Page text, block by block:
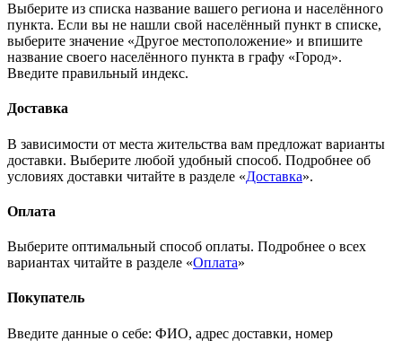
Выберите из списка название вашего региона и населённого
пункта. Если вы не нашли свой населённый пункт в списке,
выберите значение «Другое местоположение» и впишите
название своего населённого пункта в графу «Город».
Введите правильный индекс.
Доставка
В зависимости от места жительства вам предложат варианты
доставки. Выберите любой удобный способ. Подробнее об
условиях доставки читайте в разделе «Доставка».
Оплата
Выберите оптимальный способ оплаты. Подробнее о всех
вариантах читайте в разделе «Оплата»
Покупатель
Введите данные о себе: ФИО, адрес доставки, номер